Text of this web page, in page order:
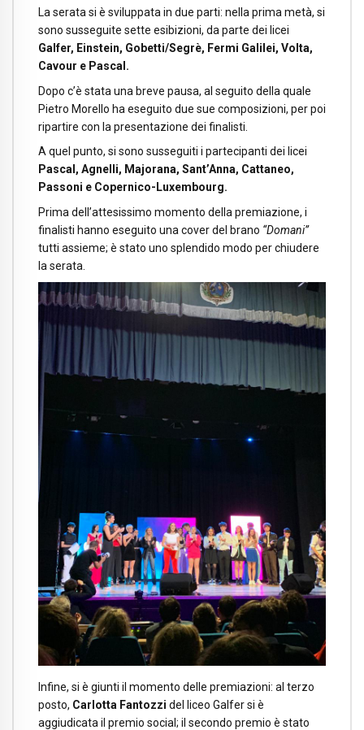
La serata si è sviluppata in due parti: nella prima metà, si
sono susseguite sette esibizioni, da parte dei licei
Galfer, Einstein, Gobetti/Segrè, Fermi Galilei, Volta,
Cavour e Pascal.
Dopo c’è stata una breve pausa, al seguito della quale
Pietro Morello ha eseguito due sue composizioni, per poi
ripartire con la presentazione dei finalisti.
A quel punto, si sono susseguiti i partecipanti dei licei
Pascal, Agnelli, Majorana, Sant’Anna, Cattaneo,
Passoni e Copernico-Luxembourg.
Prima dell’attesissimo momento della premiazione, i
finalisti hanno eseguito una cover del brano “Domani”
tutti assieme; è stato uno splendido modo per chiudere
la serata.
Infine, si è giunti il momento delle premiazioni: al terzo
posto, Carlotta Fantozzi del liceo Galfer si è
aggiudicata il premio social; il secondo premio è stato